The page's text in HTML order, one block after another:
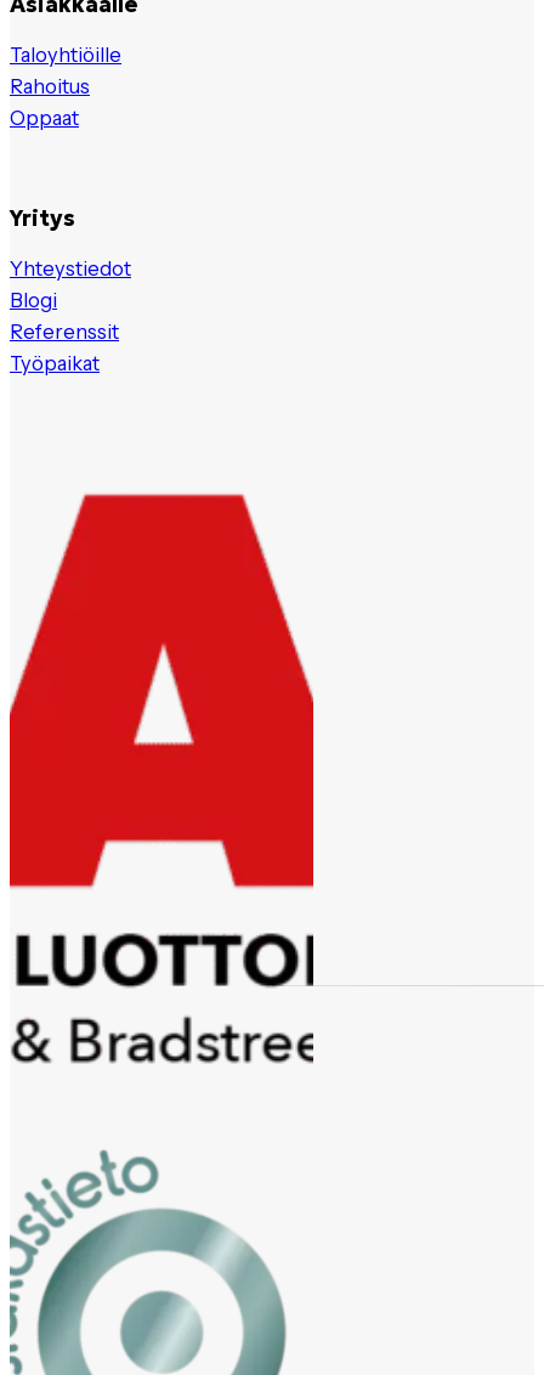
Taloyhtiöille
Rahoitus
Oppaat
Yritys
Yhteystiedot
Blogi
Referenssit
Työpaikat